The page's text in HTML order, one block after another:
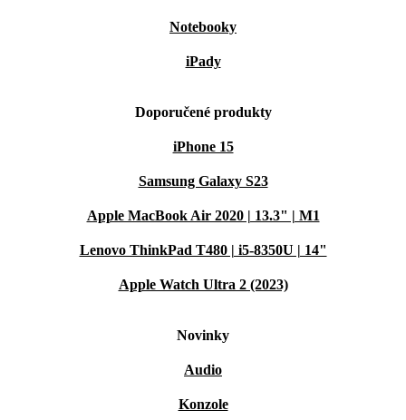
Notebooky
iPady
Doporučené produkty
iPhone 15
Samsung Galaxy S23
Apple MacBook Air 2020 | 13.3" | M1
Lenovo ThinkPad T480 | i5-8350U | 14"
Apple Watch Ultra 2 (2023)
Novinky
Audio
Konzole